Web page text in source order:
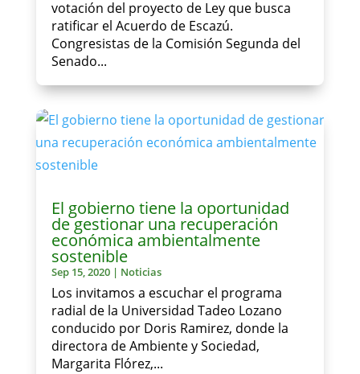
votación del proyecto de Ley que busca
ratificar el Acuerdo de Escazú.
Congresistas de la Comisión Segunda del
Senado...
El gobierno tiene la oportunidad
de gestionar una recuperación
económica ambientalmente
sostenible
Sep 15, 2020| Noticias
Los invitamos a escuchar el programa
radial de la Universidad Tadeo Lozano
conducido por Doris Ramirez, donde la
directora de Ambiente y Sociedad,
Margarita Flórez,...